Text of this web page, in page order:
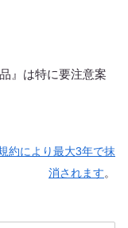
』は特に要注意案
約により最大3年で抹
消されます。